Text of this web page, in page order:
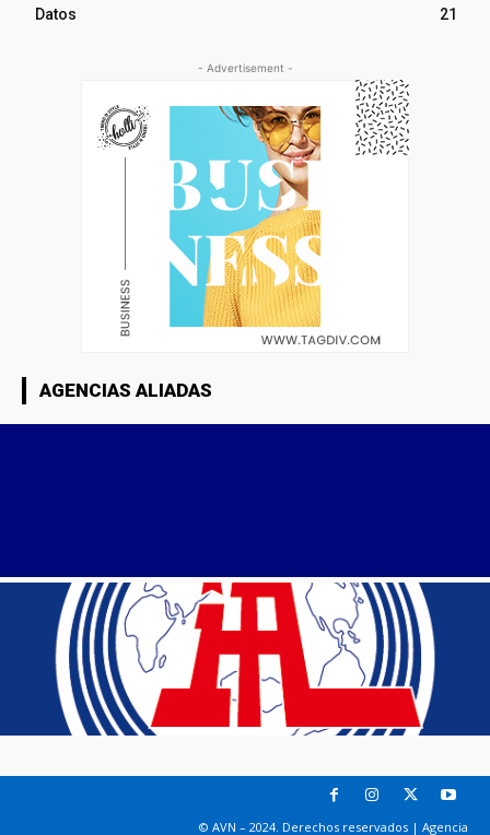
Datos
21
- Advertisement -
AGENCIAS ALIADAS
© AVN – 2024. Derechos reservados | Agencia